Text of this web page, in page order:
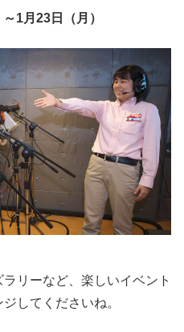
1月23日（月）
リーなど、楽しいイベント
してくださいね。